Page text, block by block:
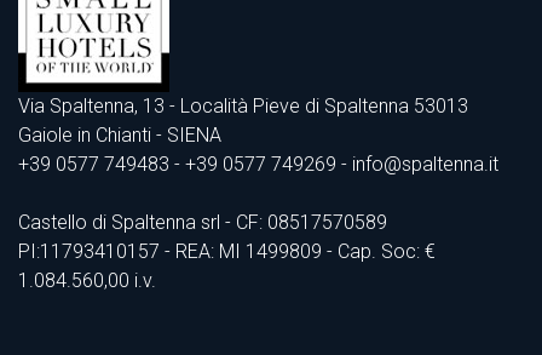
Via Spaltenna, 13 - Località Pieve di Spaltenna 53013
Gaiole in Chianti - SIENA
+39 0577 749483 - +39 0577 749269 - info@spaltenna.it
Castello di Spaltenna srl - CF: 08517570589
PI:11793410157 - REA: MI 1499809 - Cap. Soc: €
1.084.560,00 i.v.